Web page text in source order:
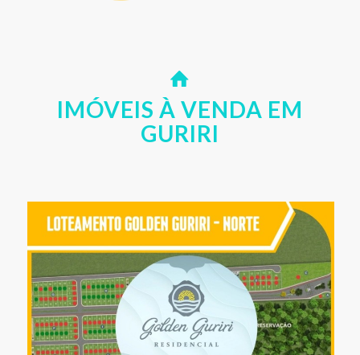
LOTES A VENDA – Residencial Golden Guriri um
resort para morar!